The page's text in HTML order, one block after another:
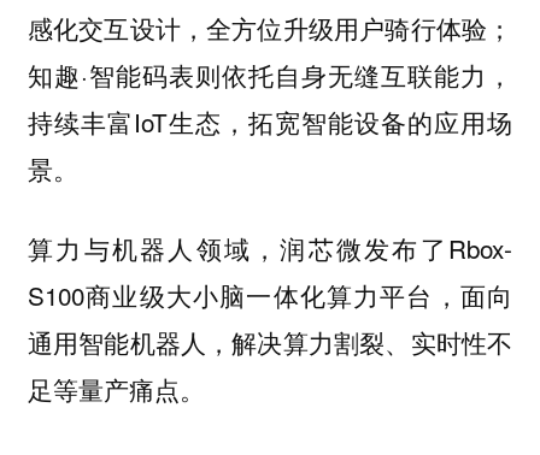
感化交互设计，全方位升级用户骑行体验；
知趣·智能码表则依托自身无缝互联能力，
持续丰富IoT生态，拓宽智能设备的应用场
景。
算力与机器人领域，润芯微发布了Rbox-
S100商业级大小脑一体化算力平台，面向
通用智能机器人，解决算力割裂、实时性不
足等量产痛点。